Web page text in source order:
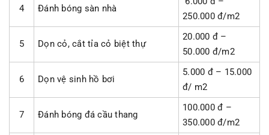
4 Đánh bóng sàn nhà
250.000 đ/m2
5 Dọn cỏ, cắt tỉa cỏ biệt thự
20.000 đ –
50.000 đ/m2
6 Dọn vệ sinh hồ bơi
5.000 đ – 15.000
đ/ m2
7 Đánh bóng đá cầu thang
100.000 đ –
350.000 đ/m2